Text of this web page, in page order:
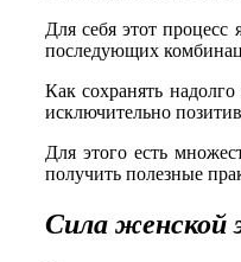
Для себя этот
последующих
Как сохранять
исключительно
Для этого есть
получить полезные
Сила женской